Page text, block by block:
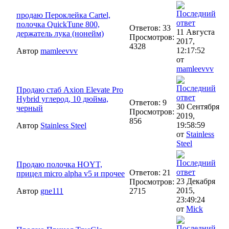
продаю Пероклейка Cartel,
полочка QuickTune 800,
держатель лука (нонейм)
Автор mamleevvv
Ответов: 33
Просмотров:
4328
11 Августа
2017,
12:17:52
от
mamleevvv
Продаю стаб Axion Elevate Pro
Hybrid углерод, 10 дюйма,
черный
Автор Stainless Steel
Ответов: 9
Просмотров:
856
30 Сентября
2019,
19:58:59
от Stainless
Steel
Продаю полочка HOYT,
прицел micro alpha v5 и прочее
Автор gne111
Ответов: 21
Просмотров:
2715
23 Декабря
2015,
23:49:24
от Mick